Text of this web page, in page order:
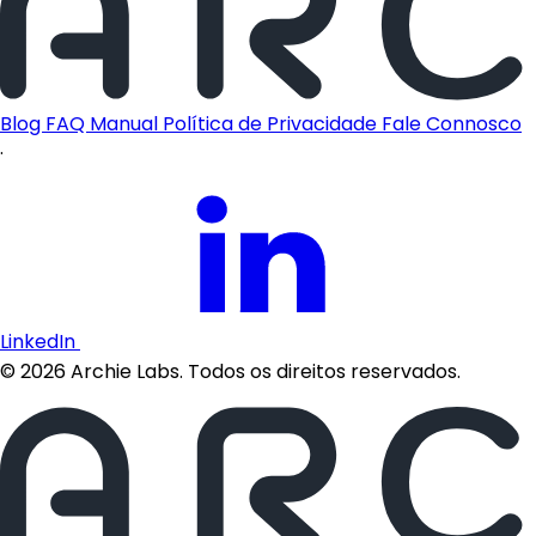
Blog FAQ Manual Política de Privacidade Fale Connosco
·
LinkedIn
©2026Archie Labs. Todos os direitos reservados.